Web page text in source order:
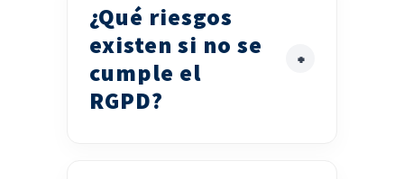
¿Qué riesgos
existen si no se
cumple el
RGPD?